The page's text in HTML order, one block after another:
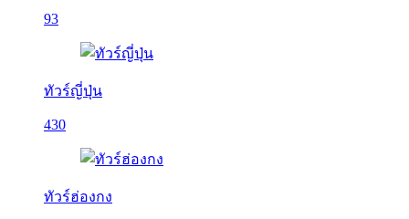
93
ทัวร์ญี่ปุ่น
430
ทัวร์ฮ่องกง